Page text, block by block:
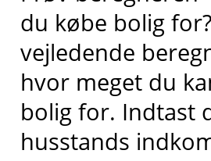
du købe bolig
vejledende
hvor meget du
bolig for. Indtast
husstands